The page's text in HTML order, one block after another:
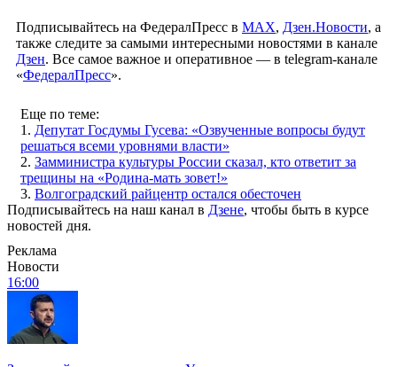
Подписывайтесь на ФедералПресс в МАХ, Дзен.Новости, а
также следите за самыми интересными новостями в канале
Дзен. Все самое важное и оперативное — в telegram-канале
«ФедералПресс».
Еще по теме:
1. Депутат Госдумы Гусева: «Озвученные вопросы будут
решаться всеми уровнями власти»
2. Замминистра культуры России сказал, кто ответит за
трещины на «Родина-мать зовет!»
3. Волгоградский райцентр остался обесточен
Подписывайтесь на наш канал в Дзене, чтобы быть в курсе
новостей дня.
Реклама
Новости
16:00